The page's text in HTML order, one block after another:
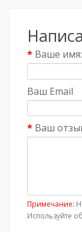
Ваше имя:
Ваш Email
Ваш
Примечание:
Используйте